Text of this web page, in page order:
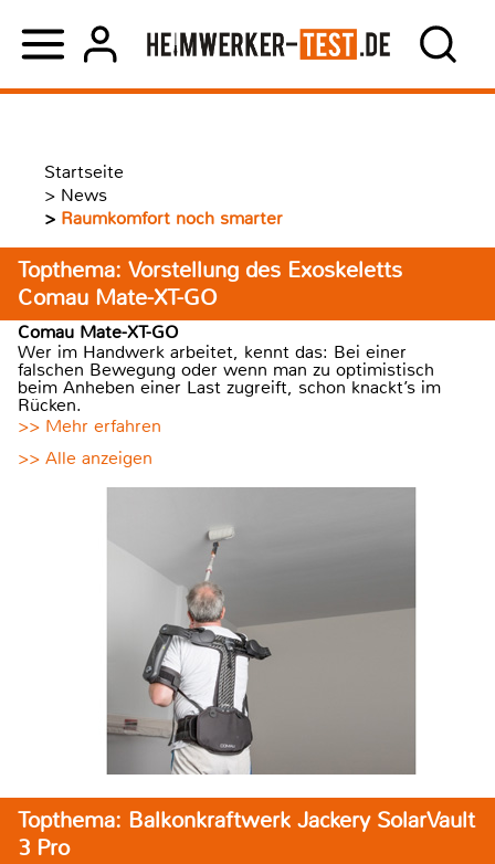
Startseite
> News
> Raumkomfort noch smarter
Topthema: Vorstellung des Exoskeletts
Comau Mate-XT-GO
Comau Mate-XT-GO
Wer im Handwerk arbeitet, kennt das: Bei einer
falschen Bewegung oder wenn man zu optimistisch
beim Anheben einer Last zugreift, schon knackt’s im
Rücken.
>> Mehr erfahren
>> Alle anzeigen
Topthema: Balkonkraftwerk Jackery SolarVault
3 Pro